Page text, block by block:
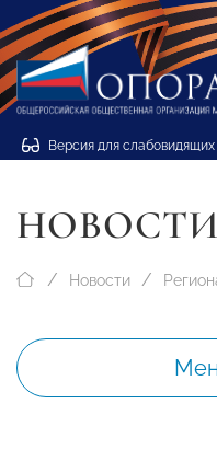
Версия для слабовидящих
НОВОСТИ
Новости